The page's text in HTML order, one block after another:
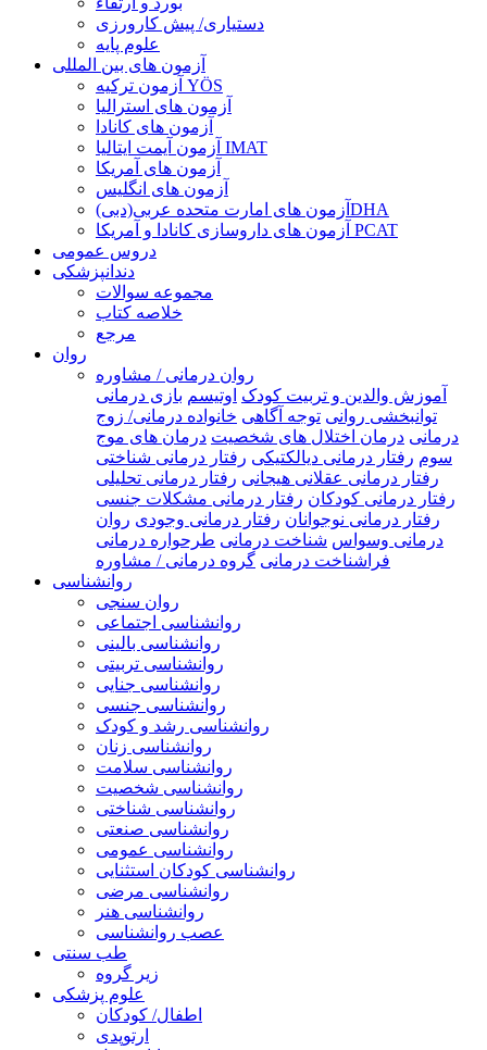
دستیاری/ پیش کارورزی
علوم پایه
آزمون های بین المللی
آزمون تركيه YÖS
آزمون های استرالیا
آزمون های کانادا
آزمون آیمت ایتالیا IMAT
آزمون های آمریکا
آزمون های انگلیس
آزمون های امارت متحده عربی(دبی)DHA
آزمون های داروسازی کانادا و آمریکا PCAT
دروس عمومی
دندانپزشکی
مجموعه سوالات
خلاصه کتاب
مرجع
روان
روان درمانی / مشاوره
آموزش والدین و تربیت کودک اوتیسم بازی درمانی
توانبخشی روانی توجه آگاهی خانواده درمانی/ زوج
درمانی درمان اختلال های شخصیت درمان های موج
سوم رفتار درمانی دیالکتیکی رفتار درمانی شناختی
رفتار درمانی عقلانی هیجانی رفتار درمانی تحلیلی
رفتار درمانی کودکان رفتار درمانی مشکلات جنسی
رفتار درمانی نوجوانان رفتار درمانی وجودی روان
درمانی وسواس شناخت درمانی طرحواره درمانی
فراشناخت درمانی گروه درمانی / مشاوره
روانشناسی
روان سنجی
روانشناسی اجتماعی
روانشناسی بالینی
روانشناسی تربیتی
روانشناسی جنایی
روانشناسی جنسی
روانشناسی رشد و کودک
روانشناسی زنان
روانشناسی سلامت
روانشناسی شخصیت
روانشناسی شناختی
روانشناسی صنعتی
روانشناسی عمومی
روانشناسی کودکان استثنایی
روانشناسی مرضی
روانشناسی هنر
عصب روانشناسی
طب سنتی
زیر گروه
علوم پزشکی
اطفال/ کودکان
ارتوپدی